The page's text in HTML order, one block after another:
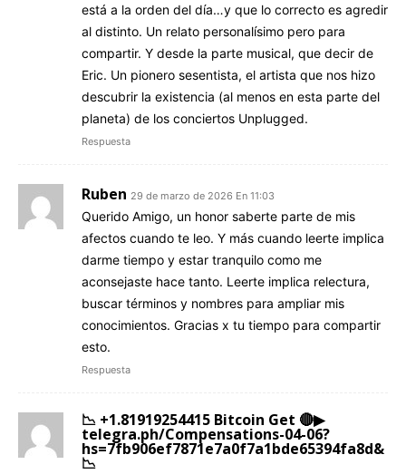
está a la orden del día…y que lo correcto es agredir
al distinto. Un relato personalísimo pero para
compartir. Y desde la parte musical, que decir de
Eric. Un pionero sesentista, el artista que nos hizo
descubrir la existencia (al menos en esta parte del
planeta) de los conciertos Unplugged.
Respuesta
Ruben 29 de marzo de 2026 En 11:03
Querido Amigo, un honor saberte parte de mis
afectos cuando te leo. Y más cuando leerte implica
darme tiempo y estar tranquilo como me
aconsejaste hace tanto. Leerte implica relectura,
buscar términos y nombres para ampliar mis
conocimientos. Gracias x tu tiempo para compartir
esto.
Respuesta
📉 +1.81919254415 Bitcoin Get 🔴▶
telegra.ph/Compensations-04-06?
hs=7fb906ef7871e7a0f7a1bde65394fa8d&
📉